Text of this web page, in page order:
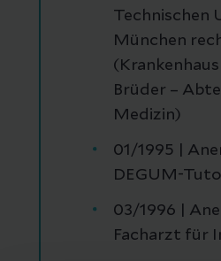
Technischen
München
Brüder –
Medizin)
01/1995 |
DEGUM-
03/1996 |
Facharzt für